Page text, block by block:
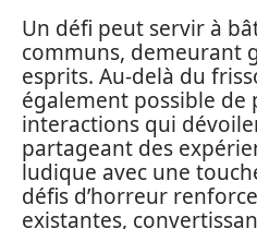
Un défi peut servir à
communs, demeurant
esprits. Au-delà du
également possible de
interactions qui
partageant des
ludique avec une
défis d’horreur
existantes,